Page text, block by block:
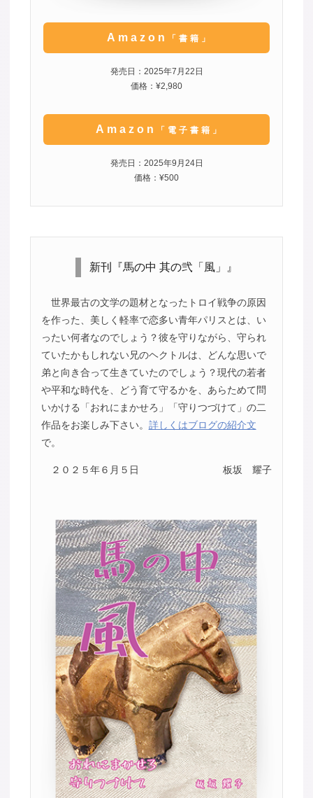
Amazon 「書籍」
発売日：2025年7月22日
価格：¥2,980
Amazon 「電子書籍」
発売日：2025年9月24日
価格：¥500
新刊『馬の中 其の弐「風」』
世界最古の文学の題材となったトロイ戦争の原因
を作った、美しく軽率で恋多い青年パリスとは、い
ったい何者なのでしょう？彼を守りながら、守られ
ていたかもしれない兄のヘクトルは、どんな思いで
弟と向き合って生きていたのでしょう？現代の若者
や平和な時代を、どう育て守るかを、あらためて問
いかける「おれにまかせろ」「守りつづけて」の二
作品をお楽しみ下さい。 詳しくはブログの紹介文
で。
２０２５年６月５日 板坂 耀子